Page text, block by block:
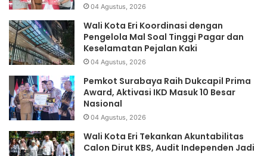
04 Agustus, 2026
Wali Kota Eri Koordinasi dengan
Pengelola Mal Soal Tinggi Pagar dan
Keselamatan Pejalan Kaki
04 Agustus, 2026
Pemkot Surabaya Raih Dukcapil Prima
Award, Aktivasi IKD Masuk 10 Besar
Nasional
04 Agustus, 2026
Wali Kota Eri Tekankan Akuntabilitas
Calon Dirut KBS, Audit Independen Jadi